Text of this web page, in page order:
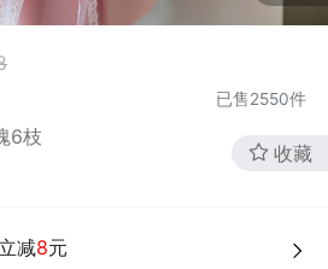
已售2550件
6枝
收藏
减8元